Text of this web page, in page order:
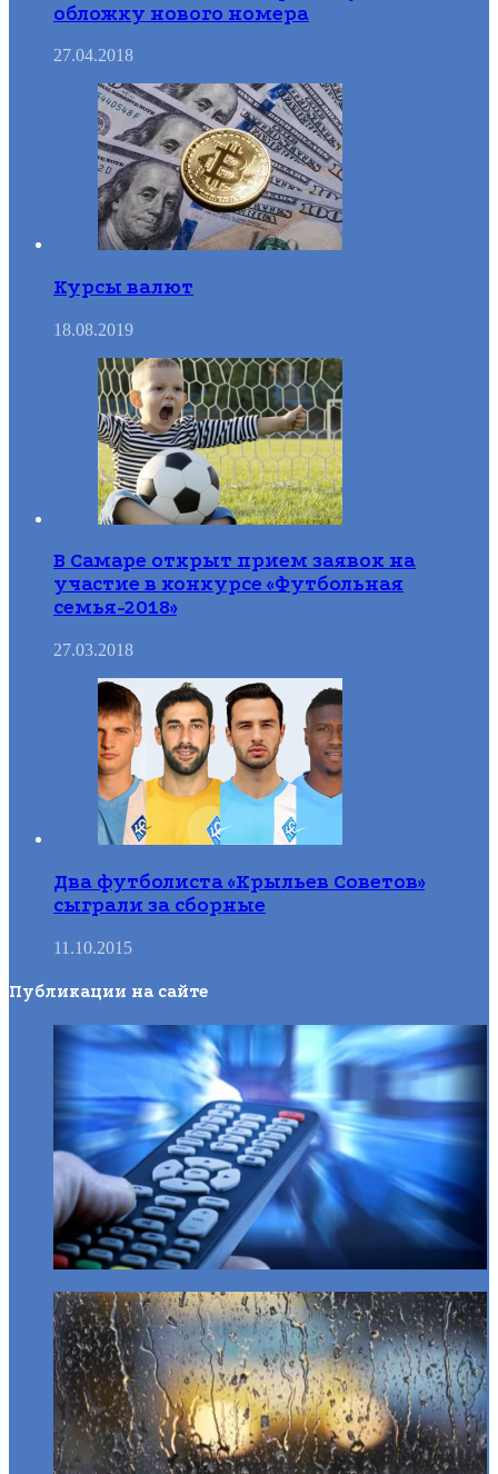
обложку нового номера
27.04.2018
Курсы валют
18.08.2019
В Самаре открыт прием заявок на
участие в конкурсе «Футбольная
семья-2018»
27.03.2018
Два футболиста «Крыльев Советов»
сыграли за сборные
11.10.2015
Публикации на сайте